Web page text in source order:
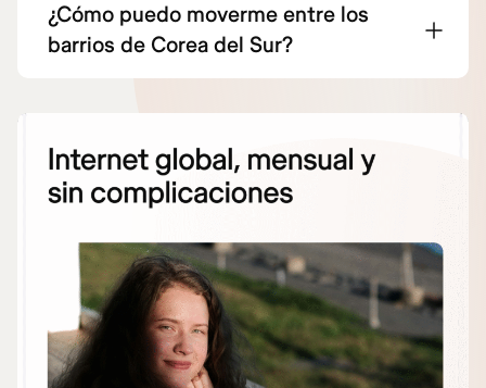
¿Cómo puedo moverme entre los
barrios de Corea del Sur?